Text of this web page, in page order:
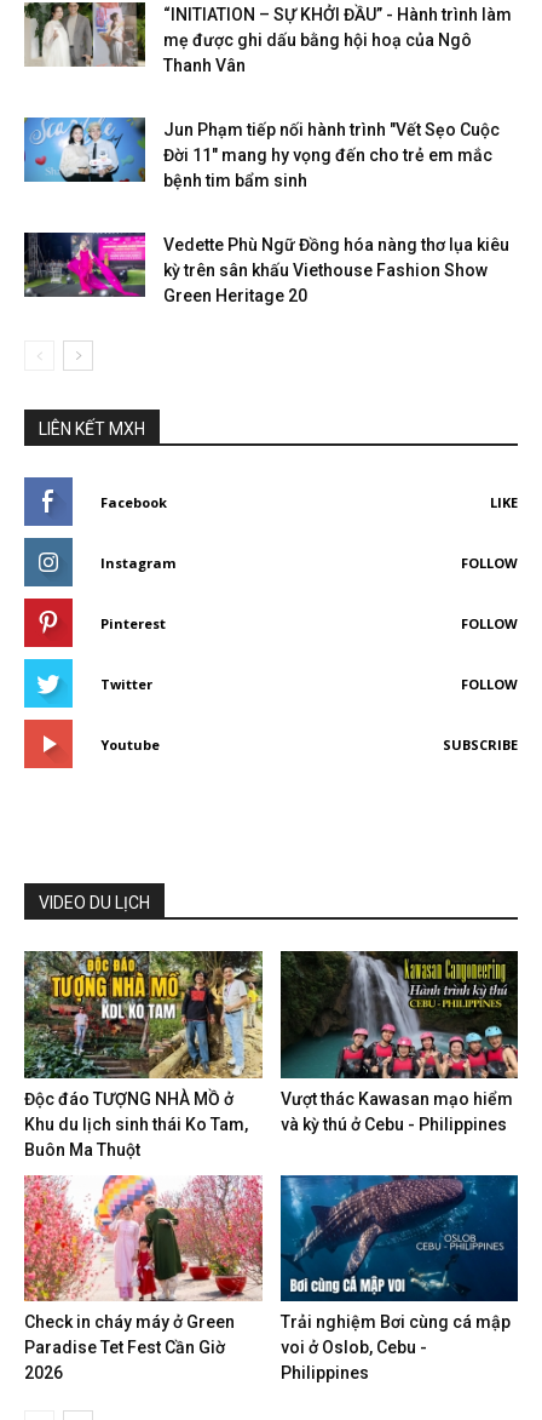
“INITIATION – SỰ KHỞI ĐẦU” - Hành trình làm
mẹ được ghi dấu bằng hội hoạ của Ngô
Thanh Vân
Jun Phạm tiếp nối hành trình "Vết Sẹo Cuộc
Đời 11" mang hy vọng đến cho trẻ em mắc
bệnh tim bẩm sinh
Vedette Phù Ngữ Đồng hóa nàng thơ lụa kiêu
kỳ trên sân khấu Viethouse Fashion Show
Green Heritage 20
LIÊN KẾT MXH
Facebook LIKE
Instagram FOLLOW
Pinterest FOLLOW
Twitter FOLLOW
Youtube SUBSCRIBE
VIDEO DU LỊCH
Độc đáo TƯỢNG NHÀ MỒ ở
Khu du lịch sinh thái Ko Tam,
Buôn Ma Thuột
Vượt thác Kawasan mạo hiểm
và kỳ thú ở Cebu - Philippines
Check in cháy máy ở Green
Paradise Tet Fest Cần Giờ
2026
Trải nghiệm Bơi cùng cá mập
voi ở Oslob, Cebu -
Philippines